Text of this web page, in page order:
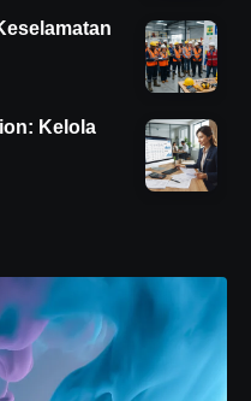
Kelola